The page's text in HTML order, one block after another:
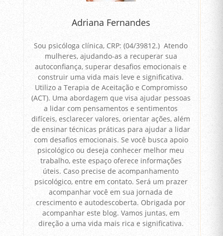
Adriana Fernandes
Sou psicóloga clínica, CRP: (04/39812.) Atendo
mulheres, ajudando-as a recuperar sua
autoconfiança, superar desafios emocionais e
construir uma vida mais leve e significativa.
Utilizo a Terapia de Aceitação e Compromisso
(ACT). Uma abordagem que visa ajudar pessoas
a lidar com pensamentos e sentimentos
difíceis, esclarecer valores, orientar ações, além
de ensinar técnicas práticas para ajudar a lidar
com desafios emocionais. Se você busca apoio
psicológico ou deseja conhecer melhor meu
trabalho, este espaço oferece informações
úteis. Caso precise de acompanhamento
psicológico, entre em contato. Será um prazer
acompanhar você em sua jornada de
crescimento e autodescoberta. Obrigada por
acompanhar este blog. Vamos juntas, em
direção a uma vida mais rica e significativa.